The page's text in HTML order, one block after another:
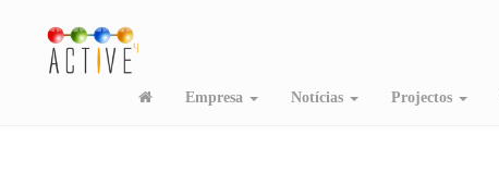
Empresa Notícias Projectos